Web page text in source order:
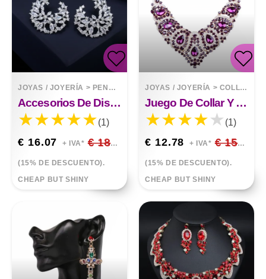
JOYAS / JOYERÍA > PENDIENTES
Accesorios De Diseño Austriaco Pendientes De Botón De Joyería De Cristal Con Circonita Cúbica
(1)
€ 16.07 + IVA* € 18.91
(15% DE DESCUENTO).
CHEAP BUT SHINY
JOYAS / JOYERÍA > COLLARES
Juego De Collar Y Aretes De Novia Coloridos
(1)
€ 12.78 + IVA* € 15.03
(15% DE DESCUENTO).
CHEAP BUT SHINY